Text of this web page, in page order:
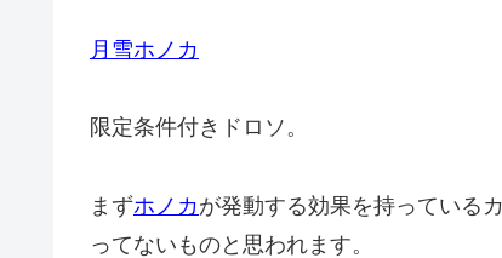
月雪ホノカ
限定条件付きドロソ。
まずホノカが発動する効果を持っている
ってないものと思われます。